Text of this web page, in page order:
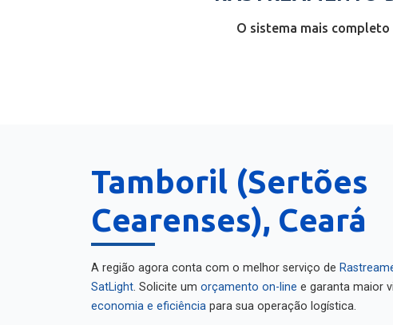
O sistema mais completo
Tamboril (Sertões
Cearenses), Ceará
A região agora conta com o melhor serviço de
SatLight . Solicite um orçamento on-line e garanta maior
economia e eficiência para sua operação logística.